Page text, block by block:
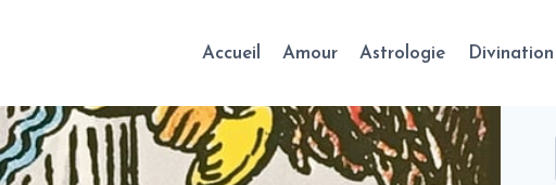
Accueil Amour Astrologie Divination